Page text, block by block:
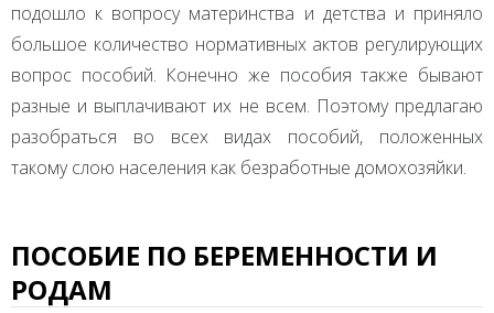
подошло к вопросу материнства и детства и приняло
большое количество нормативных актов регулирующих
вопрос пособий. Конечно же пособия также бывают
разные и выплачивают их не всем. Поэтому предлагаю
разобраться во всех видах пособий, положенных
такому слою населения как безработные домохозяйки.
ПОСОБИЕ ПО БЕРЕМЕННОСТИ И
РОДАМ